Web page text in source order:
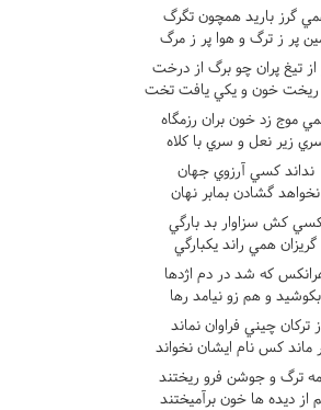
گرز باريد همچون تگرگ
پر ز ترگ و هوا پر ز مرگ
تيغ پران چو برگ از درخت
ريخت خون و يکي يافت تخت
موج زد خون بران رزمگاه
زير نعل و سري با کلاه
نداند کسي آرزوي جهان
نخواهد گشادن بمابر نهان
کش سزاوار بد بارگي
گريزان همي راند يکبارگي
که شد در دم اژدها
بکوشيد و هم زو نيامد رها
ز ترکان چيني فراوان نماند
ماند کس نام ايشان نخواند
ترگ و جوشن فرو ريختند
از ديده ها خون برآميختند